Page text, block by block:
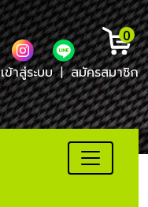
0
เข้าสู่ระบบ | สมัครสมาชิก